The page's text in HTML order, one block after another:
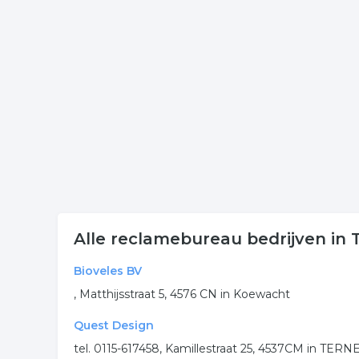
.
Alle reclamebureau bedrijven in
Bioveles BV
, Matthijsstraat 5, 4576 CN in Koewacht
Quest Design
tel. 0115-617458, Kamillestraat 25, 4537CM in